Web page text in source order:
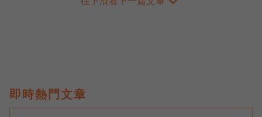
即時熱門文章